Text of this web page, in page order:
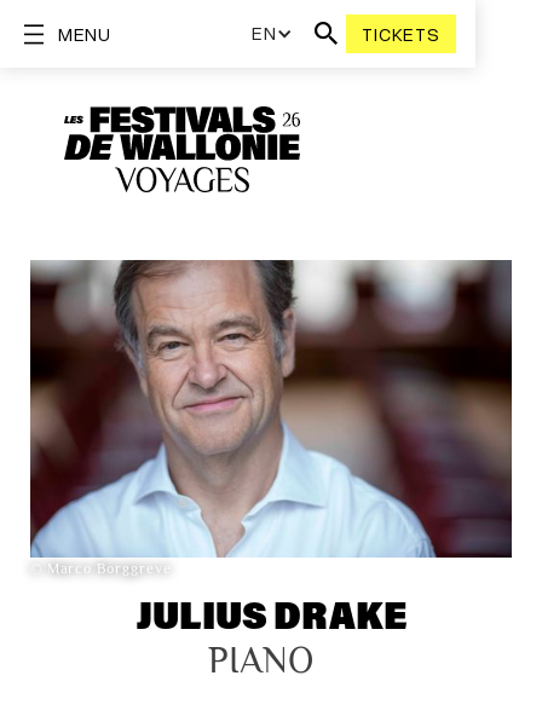
EN TICKETS
MENU
© Marco Borggreve
JULIUS DRAKE
PIANO